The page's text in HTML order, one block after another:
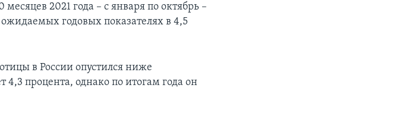
2021 года – с января по октябрь –
годовых показателях в 4,5
в России опустился ниже
процента, однако по итогам года он